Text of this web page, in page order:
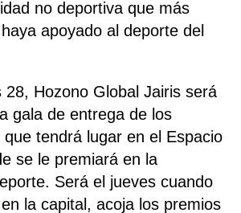
no deportiva que más
apoyado al deporte del
28, Hozono Global Jairis será
gala de entrega de los
tendrá lugar en el Espacio
se le premiará en la
Será el jueves cuando
la capital, acoja los premios